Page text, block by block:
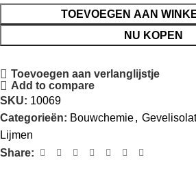
TOEVOEGEN AAN
NU KOPEN
Toevoegen aan verlanglijstje
Add to compare
SKU: 10069
Categorieën: Bouwchemie,
Lijmen
Share: